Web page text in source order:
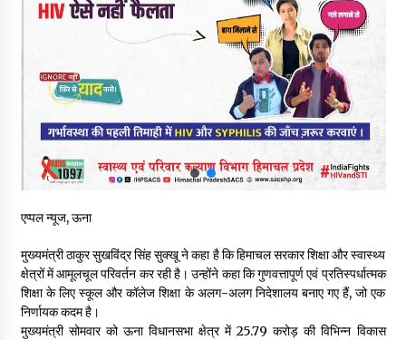
5 किलो अफीम डोडा/पोस्त बरामदगी मामले में कुल्लू सैंज से मुख्य सप्लायर
गिरफ्तार
09/08/2026
सुधीर शर्मा अपनी बोल-वाणी सुधारें, हिमाचली संस्कृति के अनुरूप करें भाषा का
प्रयोग- राजेश धर्माणी
08/08/2026
हिमाचल सरकार मछुआरों को नावों और मछली पकड़ने के उपकरणों पर डे रही
चंबा के बैरागढ़ में दर्दनाक बस हादसा, 7 की मौत, 11 घायल, राज्यपाल CM व
कुलदीप पठानिया सहित नेताओं ने जताया शोक
एप्पल न्यूज, ऊना
मुख्यमंत्री ठाकुर सुखविंद्र सिंह सुक्खू ने कहा है कि हिमाचल सरकार शिक्षा और स्वास्थ्य
क्षेत्रों में आमूलचूल परिवर्तन कर रही है। उन्होंने कहा कि गुणवत्तापूर्ण एवं प्रतिस्पर्धात्मक
शिक्षा के लिए स्कूल और कॉलेज शिक्षा के अलग-अलग निदेशालय बनाए गए हैं, जो एक
निर्णायक कदम है।
मुख्यमंत्री सोमवार को ऊना विधानसभा क्षेत्र में 25.79 करोड़ की विभिन्न विकास